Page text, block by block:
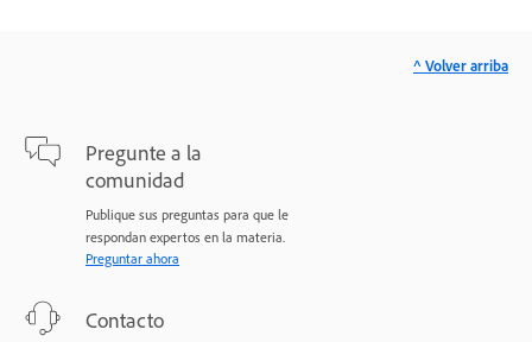
Pregunte a la
comunidad
Publique sus preguntas para que le
respondan expertos en la materia.
Preguntar ahora
Contacto
^ Volver arriba